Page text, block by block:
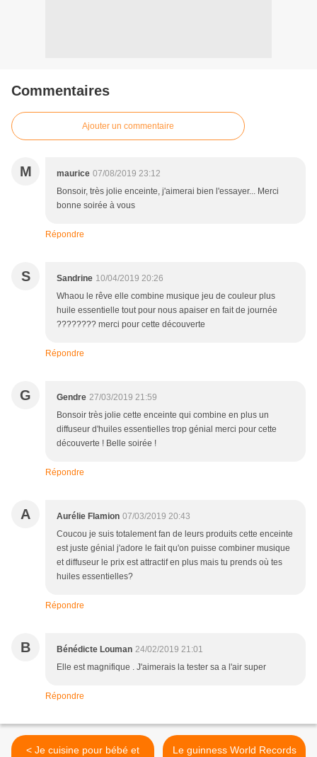
Commentaires
Ajouter un commentaire
M maurice 07/08/2019 23:12
Bonsoir, très jolie enceinte, j'aimerai bien l'essayer... Merci
bonne soirée à vous
Répondre
S Sandrine 10/04/2019 20:26
Whaou le rêve elle combine musique jeu de couleur plus
huile essentielle tout pour nous apaiser en fait de journée
???????? merci pour cette découverte
Répondre
G Gendre 27/03/2019 21:59
Bonsoir très jolie cette enceinte qui combine en plus un
diffuseur d'huiles essentielles trop génial merci pour cette
découverte ! Belle soirée !
Répondre
A Aurélie Flamion 07/03/2019 20:43
Coucou je suis totalement fan de leurs produits cette enceinte
est juste génial j'adore le fait qu'on puisse combiner musique
et diffuseur le prix est attractif en plus mais tu prends où tes
huiles essentielles?
Répondre
B Bénédicte Louman 24/02/2019 21:01
Elle est magnifique . J'aimerais la tester sa a l'air super
Répondre
< Je cuisine pour bébé et
Le guinness World Records